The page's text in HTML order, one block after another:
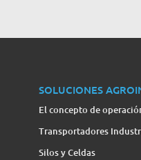
SOLUCIONES
El concepto de
Transportadores
Silos y Celdas